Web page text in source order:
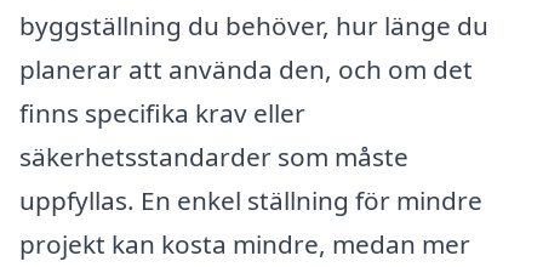
byggställning du behöver, hur länge du
planerar att använda den, och om det
finns specifika krav eller
säkerhetsstandarder som måste
uppfyllas. En enkel ställning för mindre
projekt kan kosta mindre, medan mer